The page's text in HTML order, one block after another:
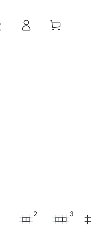
Iniciar
Carrito
2 3